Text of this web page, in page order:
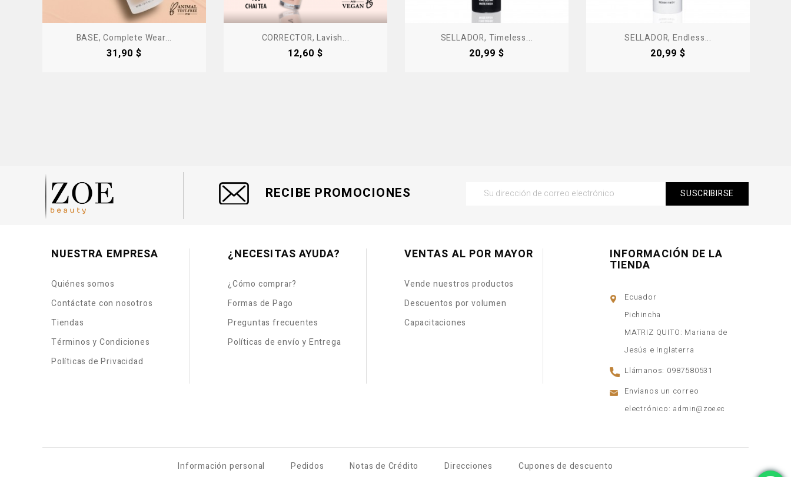
BASE, Complete Wear...
Precio
31,90 $
CORRECTOR, Lavish...
Precio
12,60 $
SELLADOR, Timeless...
Precio
20,99 $
SELLADOR, Endless...
Precio
20,99 $
RECIBE PROMOCIONES
NUESTRA EMPRESA
Quiénes somos
Contáctate con nosotros
Tiendas
Términos y Condiciones
Políticas de Privacidad
¿NECESITAS AYUDA?
¿Cómo comprar?
Formas de Pago
Preguntas frecuentes
Políticas de envío y Entrega
VENTAS AL POR MAYOR
Vende nuestros productos
Descuentos por volumen
Capacitaciones
INFORMACIÓN DE LA
TIENDA
Ecuador
Pichincha
MATRIZ QUITO: Mariana de
Jesús e Inglaterra
Llámanos: 0987580531
Envíanos un correo
electrónico: admin@zoe.ec
Información personal Pedidos Notas de Crédito Direcciones Cupones de descuento